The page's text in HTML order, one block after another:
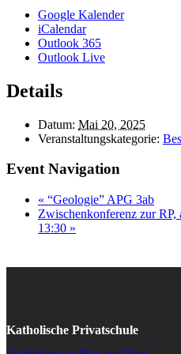
Google Kalender
iCalendar
Outlook 365
Outlook Live
Details
Datum: Mai 20, 2025
Veranstaltungskategorie:
Event Navigation
« “Geologie” APG 3ab
Zwischenkonferenz zur
13:30 »
Katholische Privatschule